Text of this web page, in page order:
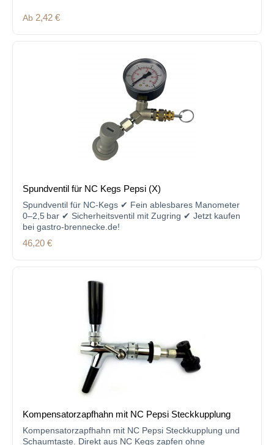
Regulärer Preis:
Ab 2,42 €
Spundventil für NC Kegs Pepsi (X)
Spundventil für NC-Kegs ✔ Fein ablesbares Manometer
0–2,5 bar ✔ Sicherheitsventil mit Zugring ✔ Jetzt kaufen
bei gastro-brennecke.de!
Regulärer Preis:
46,20 €
Kompensatorzapfhahn mit NC Pepsi Steckkupplung
Kompensatorzapfhahn mit NC Pepsi Steckkupplung und
Schaumtaste. Direkt aus NC Kegs zapfen ohne